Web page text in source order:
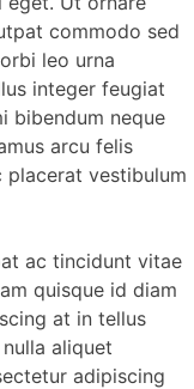
commodo sed
leo urna
integer feugiat
bibendum neque
arcu felis
placerat vestibulum
ac tincidunt vitae
quisque id diam
at in tellus
aliquet
adipiscing